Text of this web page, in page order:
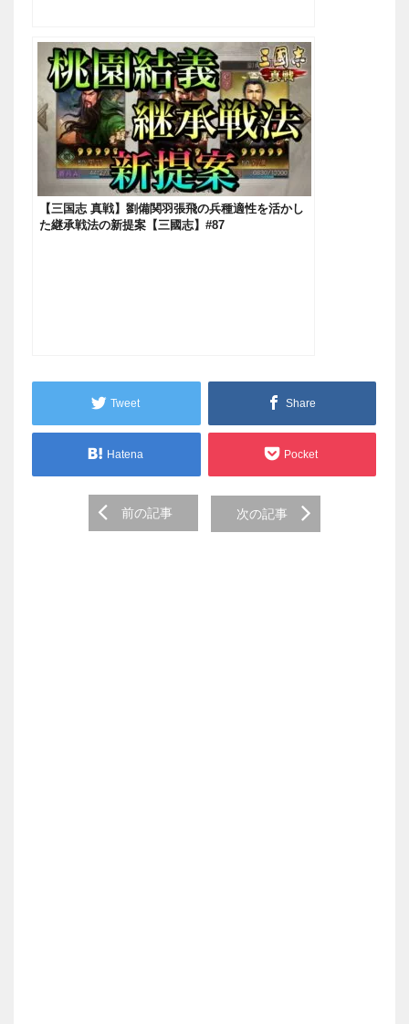
【三国志 真戦】劉備関羽張飛の兵種適性を活かし
た継承戦法の新提案【三國志】#87
Tweet Share
Hatena Pocket
navigation
前の記事 次の記事